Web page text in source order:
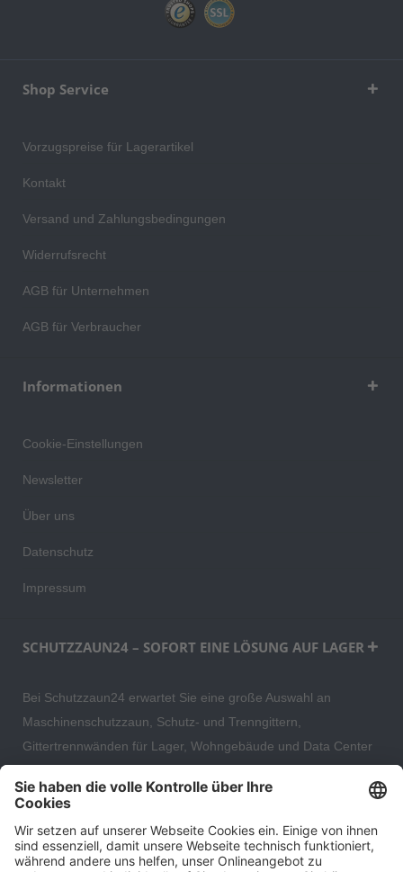
Shop Service
Vorzugspreise für Lagerartikel
Kontakt
Versand und Zahlungsbedingungen
Widerrufsrecht
AGB für Unternehmen
AGB für Verbraucher
Informationen
Cookie-Einstellungen
Newsletter
Über uns
Datenschutz
Impressum
SCHUTZZAUN24 – SOFORT EINE LÖSUNG AUF LAGER
Bei Schutzzaun24 erwartet Sie eine große Auswahl an
Maschinenschutzzaun, Schutz- und Trenngittern,
Gittertrennwänden für Lager, Wohngebäude und Data Center
hochwertige Gartenzäune und Zaunsysteme für die sichere
öffentlichen Grundstücken. Darüber hinaus finden Sie bei uns
Produkte der Betriebsausstattung, wie Absperrtechnik,